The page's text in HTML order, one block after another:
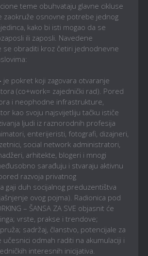
teme obuhvataju glavne cikluse
zaokruže osnovne potrebe jednog
kako bi isti mogao da se
ili zaposli. Navedene
se obraditi kroz četiri jednodnevne
je pokret koji zagovara otvaranje
(co+work= zajednički rad). Pored
i neophodne infrastrukture,
kao svoju najsvijetliju tačku ističe
ljudi iz raznorodnih profesija
enterijeristi, fotografi, dizajneri,
social network administratori,
arhitekte, blogeri i mnogi
sarađuju i stvaraju aktivnu
razvoja privatnog
gaji duh socijalnog preduzentištva
ovog pojma). Radionica pod
– ŠANSA ZA SVE objasnit će
vrste, prakse i trendove;
sadržaj, članstvo, potencijale za
učesnici odmah raditi na akumulaciji i
interesnih inicijativa.